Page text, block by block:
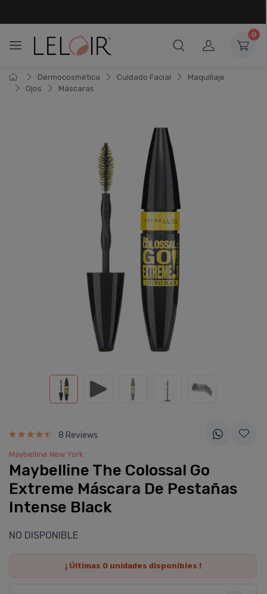
0
Dermocosmética Cuidado Facial
Maquillaje
Ojos
Máscaras
8 Reviews
Maybelline New York
Maybelline The Colossal Go
Extreme Máscara De Pestañas
Intense Black
NO DISPONIBLE
¡ Últimas 0unidades disponibles !